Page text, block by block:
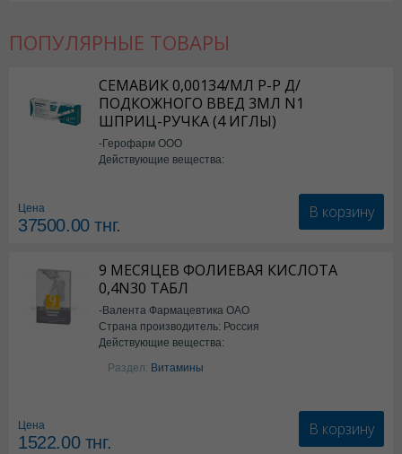
ПОПУЛЯРНЫЕ ТОВАРЫ
СЕМАВИК 0,00134/МЛ Р-Р Д/
ПОДКОЖНОГО ВВЕД 3МЛ N1
ШПРИЦ-РУЧКА (4 ИГЛЫ)
-Герофарм ООО
Действующие вещества:
Цена
37500.00тнг.
В корзину
9 МЕСЯЦЕВ ФОЛИЕВАЯ КИСЛОТА
0,4N30 ТАБЛ
-Валента Фармацевтика ОАО
Страна производитель: Россия
Действующие вещества:
фолиевая кислота
Раздел: Витамины
Цена
1522.00тнг.
В корзину